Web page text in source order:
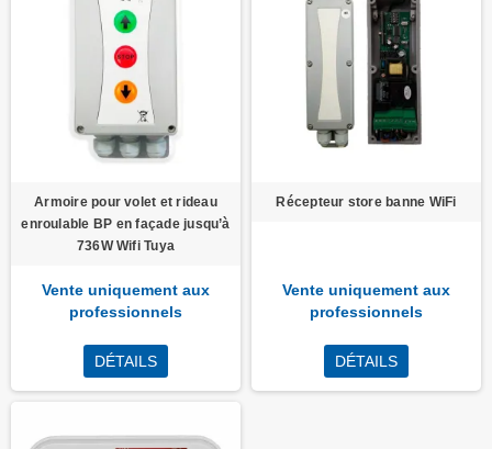
Armoire pour volet et rideau
enroulable BP en façade jusqu’à
736W Wifi Tuya
Vente uniquement aux
professionnels
DÉTAILS
Récepteur store banne WiFi
Vente uniquement aux
professionnels
DÉTAILS